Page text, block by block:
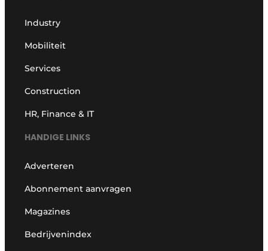
Industry
Mobiliteit
Services
Construction
HR, Finance & IT
HANDIGE LINKS
Adverteren
Abonnement aanvragen
Magazines
Bedrijvenindex